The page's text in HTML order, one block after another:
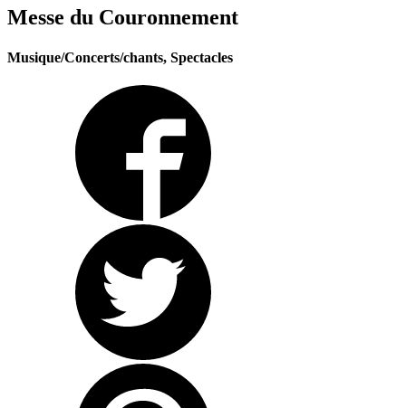
Messe du Couronnement
Musique/Concerts/chants, Spectacles